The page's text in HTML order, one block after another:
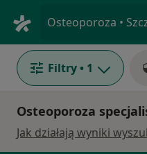
Filtry • 1
Osteoporoza
Jak działają wyniki